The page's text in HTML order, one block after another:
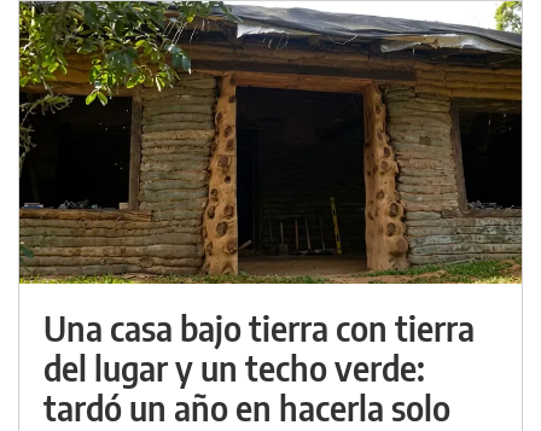
Una casa bajo tierra con tierra
del lugar y un techo verde:
tardó un año en hacerla solo